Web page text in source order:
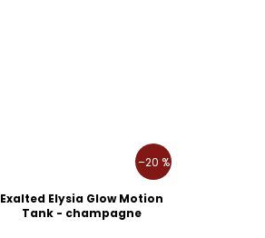
–20 %
Exalted Elysia Glow Motion
Tank - champagne